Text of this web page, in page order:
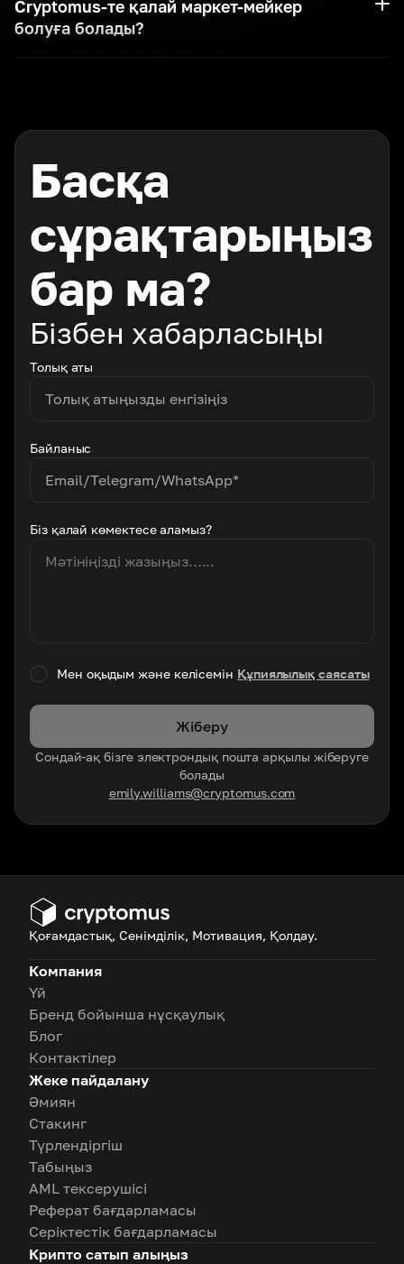
Cryptomus-те қалай маркет-мейкер
болуға болады?
Басқа
сұрақтарыңыз
бар ма?
Бізбен хабарласыңы
Толық аты
Байланыс
Біз қалай көмектесе аламыз?
Мен оқыдым және келісемін Құпиялылық саясаты
Жіберу
Сондай-ақ бізге электрондық пошта арқылы жіберуге
болады
emily.williams@cryptomus.com
Қоғамдастық, Сенімділік, Мотивация, Қолдау.
Компания
Үй
Бренд бойынша нұсқаулық
Блог
Контактілер
Жеке пайдалану
Әмиян
Стакинг
Түрлендіргіш
Табыңыз
AML тексерушісі
Реферат бағдарламасы
Серіктестік бағдарламасы
Крипто сатып алыңыз